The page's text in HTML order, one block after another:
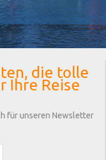
die tolle
Ihre Reise
für unseren Newsletter